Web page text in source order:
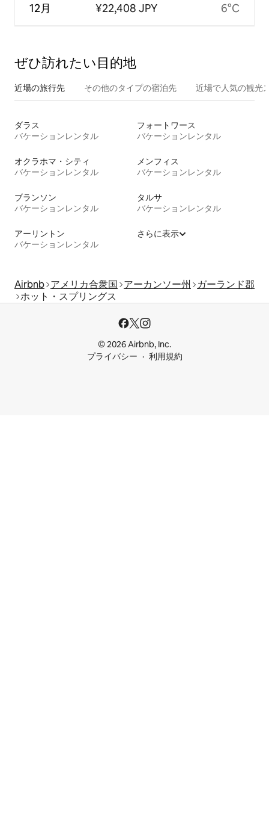
12月 ¥22,408 JPY 6°C
ぜひ訪⁠れ⁠た⁠い目⁠的⁠地
近場の旅行先 その他のタ⁠イ⁠プ⁠の宿⁠泊⁠先 近場で人気の観光
ダラス
バケーションレンタル
フォートワース
バケーションレンタル
オクラホマ・シティ
バケーションレンタル
メンフィス
バケーションレンタル
ブランソン
バケーションレンタル
タルサ
バケーションレンタル
アーリントン
バケーションレンタル
さらに表示
Airbnb アメリカ合衆国 アーカンソー州
ガーランド郡
ホット・スプリングス
© 2026 Airbnb, Inc.
プライバシー
利用規約